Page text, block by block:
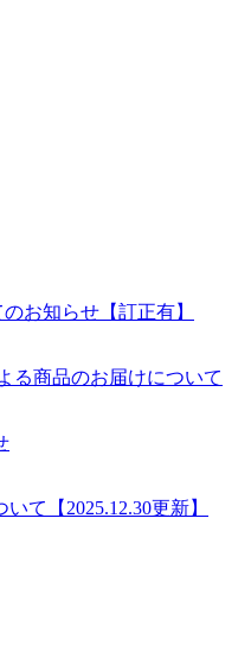
お知らせ【訂正有】
る商品のお届けについて
て【2025.12.30更新】